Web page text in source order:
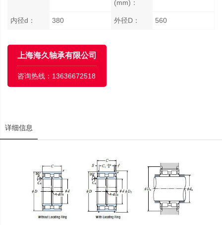
(mm)：
内径d： 380 外径D： 560
上海海久轴承有限公司
咨询热线： 13636672518
详细信息